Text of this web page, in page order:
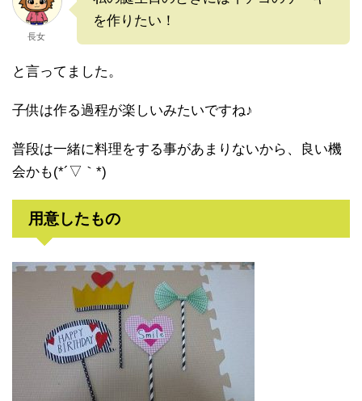
長女
を作りたい！
と言ってました。
子供は作る過程が楽しいみたいですね♪
普段は一緒に料理をする事があまりないから、良い機
会かも(*´▽｀*)
用意したもの